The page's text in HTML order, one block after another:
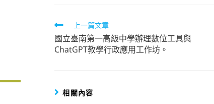
Read
more
articles
上一篇文章
國立臺南第一高級中學辦理數位工具與
ChatGPT教學行政應用工作坊。
相關內容